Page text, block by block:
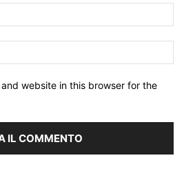
website in this browser for the